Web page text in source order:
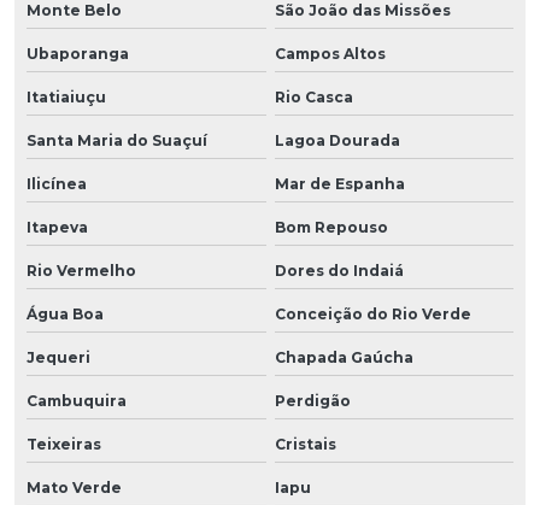
Monte Belo São João das Missões
Ubaporanga Campos Altos
Itatiaiuçu Rio Casca
Santa Maria do Suaçuí Lagoa Dourada
Ilicínea Mar de Espanha
Itapeva Bom Repouso
Rio Vermelho Dores do Indaiá
Água Boa Conceição do Rio Verde
Jequeri Chapada Gaúcha
Cambuquira Perdigão
Teixeiras Cristais
Mato Verde Iapu